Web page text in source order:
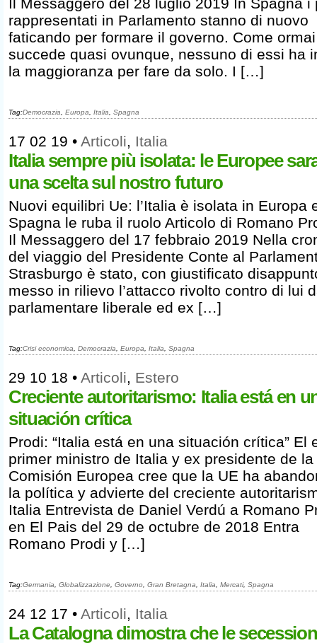
rappresentati in Parlamento stanno di nuovo
faticando per formare il governo. Come ormai
succede quasi ovunque, nessuno di essi ha
la maggioranza per fare da solo. I […]
Tag:Democrazia Europa Italia Spagna
17 02 19 • Articoli, Italia
Italia sempre più isolata: le Europee
una scelta sul nostro futuro
Nuovi equilibri Ue: l’Italia è isolata in Europa
Spagna le ruba il ruolo Articolo di Romano
Il Messaggero del 17 febbraio 2019 Nella
del viaggio del Presidente Conte al
Strasburgo è stato, con giustificato
messo in rilievo l’attacco rivolto contro di lui
parlamentare liberale ed ex […]
Tag:Crisi economica Democrazia Europa Italia Spagna
29 10 18 • Articoli, Estero
Creciente autoritarismo: Italia está en
situación crítica
Prodi: “Italia está en una situación crítica” El
primer ministro de Italia y ex presidente de la
Comisión Europea cree que la UE ha
la política y advierte del creciente
Italia Entrevista de Daniel Verdú a Romano
en El Pais del 29 de octubre de 2018 Entra
Romano Prodi y […]
Tag:Germania Globalizzazione Governo Gran Bretagna Italia Mercati, Spagna
24 12 17 • Articoli, Italia
La Catalogna dimostra che le